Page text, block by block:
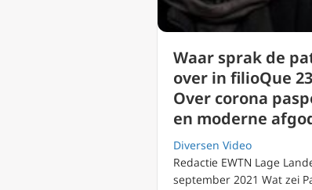
Waar sprak de
over in filioQue
Over corona
en moderne
Diversen Video
Redactie EWTN Lage
september 2021 Wat zei